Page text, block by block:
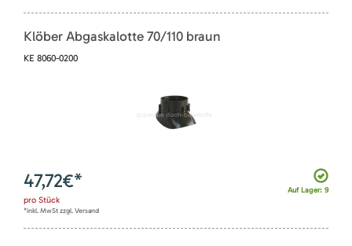
Klöber Abgaskalotte 70/110 braun
KE 8060-0200
Auf Lager: 9
47,72€*
pro Stück
*inkl. MwSt zzgl. Versand